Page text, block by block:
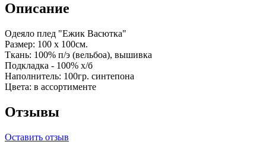
Описание
Одеяло плед "Ежик Васютка"
Размер: 100 х 100см.
Ткань: 100% п/э (вельбоа), вышивка
Подкладка - 100% х/б
Наполнитель: 100гр. синтепона
Цвета: в ассортименте
Отзывы
Оставить отзыв